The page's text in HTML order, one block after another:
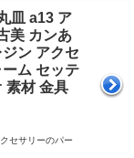
皿 a13 ア
美 カンあ
ン アクセ
ム セッテ
素材 金具
セサリーのパー